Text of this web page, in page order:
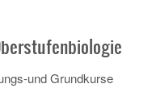
und Grundkurse